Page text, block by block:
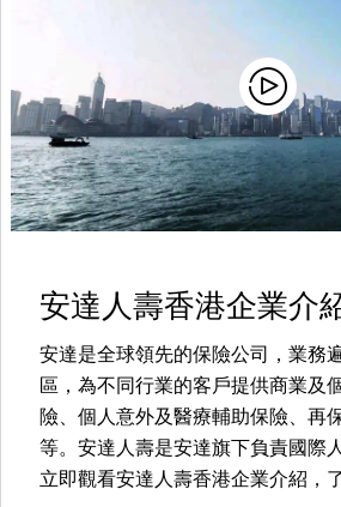
安達人壽香港企業介
安達是全球領先的保險公司，業務
區，為不同行業的客戶提供商業及
險、個人意外及醫療輔助保險、再
等。安達人壽是安達旗下負責國際
立即觀看安達人壽香港企業介紹，